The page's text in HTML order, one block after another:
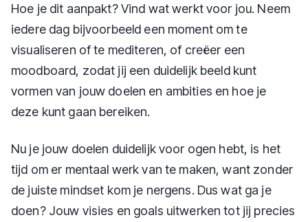
Hoe je dit aanpakt? Vind wat werkt voor jou. Neem
iedere dag bijvoorbeeld een moment om te
visualiseren of te mediteren, of creëer een
moodboard, zodat jij een duidelijk beeld kunt
vormen van jouw doelen en ambities en hoe je
deze kunt gaan bereiken.
Nu je jouw doelen duidelijk voor ogen hebt, is het
tijd om er mentaal werk van te maken, want zonder
de juiste mindset kom je nergens. Dus wat ga je
doen? Jouw visies en goals uitwerken tot jij precies